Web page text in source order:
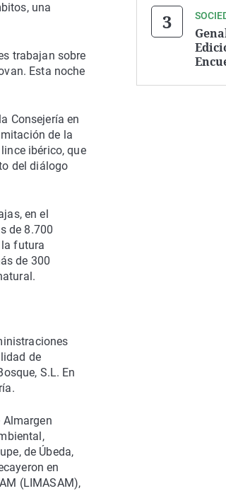
una
trabajan sobre
Esta noche
Consejería en
de la
ibérico, que
del diálogo
en el
de 8.700
futura
de 300
de
S.L. En
Almargen
de Úbeda,
en
(LIMASAM),